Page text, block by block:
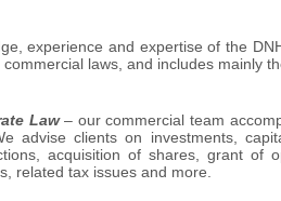
experience and expertise of the
laws, and includes mainly
Law– our commercial team
advise clients on investments,
acquisition of shares, grant of
related tax issues and more.